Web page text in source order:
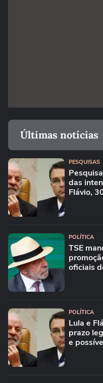
Últimas notícias
PESQUISAS
das
Flávio,
POLÍTICA
TSE
oficiais
POLÍTICA
Lula e
prazo
e